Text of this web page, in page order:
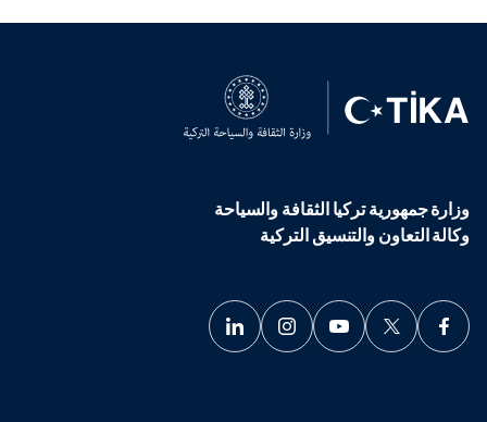
وزارة جمهورية تركيا الثقافة والسياحة
وكالة التعاون والتنسيق التركية